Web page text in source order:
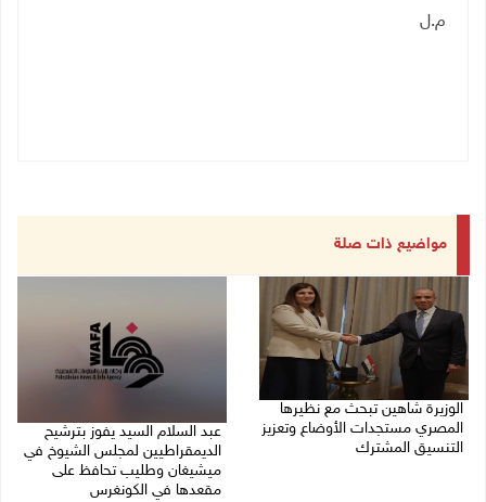
م.ل
مواضيع ذات صلة
الوزيرة شاهين تبحث مع نظيرها
المصري مستجدات الأوضاع وتعزيز
التنسيق المشترك
عبد السلام السيد يفوز بترشيح
الديمقراطيين لمجلس الشيوخ في
ميشيغان وطليب تحافظ على
مقعدها في الكونغرس